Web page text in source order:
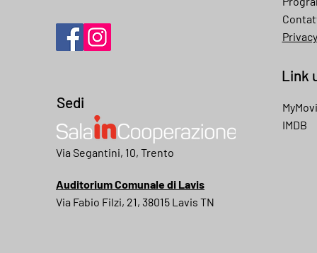
Sedi
Via Segantini, 10, Trento
Auditorium Comunale di Lavis
Via Fabio Filzi, 21, 38015 Lavis TN
Privacy
Link
IMDB